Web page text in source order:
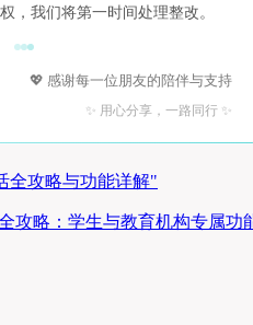
，我们将第一时间处理整改。
💖 感谢每一位朋友的陪伴与支持
✨ 用心分享，一路同行 ✨
全攻略与功能详解"
攻略：学生与教育机构专属功